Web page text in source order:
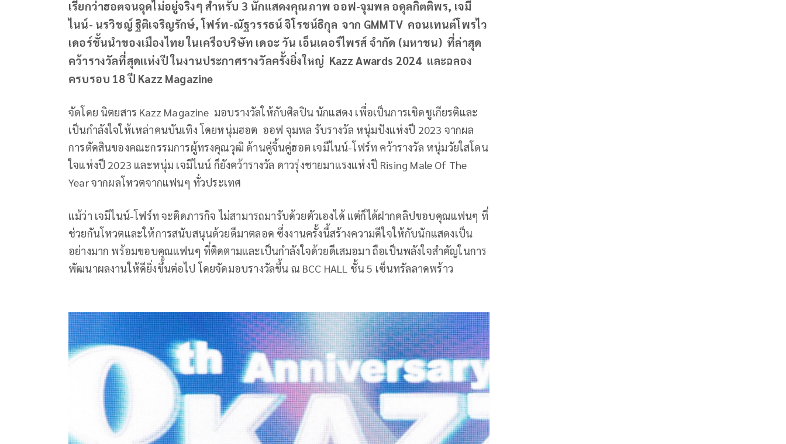
เรียกว่าฮอตจนฉุดไม่อยู่จริงๆ สำหรับ 3 นักแสดงคุณภาพ ออฟ-จุมพล อดุลกิตติพร, เจมี
ไนน์- นรวิชญ์ ฐิติเจริญรักษ์, โฟร์ท-ณัฐวรรธน์ จิโรชน์ธิกุล จาก GMMTV คอนเทนต์โพรไว
เดอร์ชั้นนำของเมืองไทย ในเครือบริษัท เดอะ วัน เอ็นเตอร์ไพรส์ จำกัด (มหาชน) ที่ล่าสุด
คว้ารางวัลที่สุดแห่งปี ในงานประกาศรางวัลครั้งยิ่งใหญ่ Kazz Awards 2024 และฉลอง
ครบรอบ 18 ปี Kazz Magazine
จัดโดย นิตยสาร Kazz Magazine มอบรางวัลให้กับศิลปิน นักแสดง เพื่อเป็นการเชิดชูเกียรติและ
เป็นกำลังใจให้เหล่าคนบันเทิง โดยหนุ่มฮอต ออฟ จุมพล รับรางวัล หนุ่มปังแห่งปี 2023 จากผล
การตัดสินของคณะกรรมการผู้ทรงคุณวุฒิ ด้านคู่จิ้นคู่ฮอต เจมีไนน์-โฟร์ท คว้ารางวัล หนุ่มวัยใสโดน
ใจแห่งปี 2023 และหนุ่ม เจมีไนน์ ก็ยังคว้ารางวัล ดาวรุ่งชายมาแรงแห่งปี Rising Male Of The
Year จากผลโหวตจากแฟนๆ ทั่วประเทศ
แม้ว่า เจมีไนน์-โฟร์ท จะติดภารกิจ ไม่สามารถมารับด้วยตัวเองได้ แต่ก็ได้ฝากคลิปขอบคุณแฟนๆ ที่
ช่วยกันโหวตและให้การสนับสนุนด้วยดีมาตลอด ซึ่งงานครั้งนี้สร้างความดีใจให้กับนักแสดงเป็น
อย่างมาก พร้อมขอบคุณแฟนๆ ที่ติดตามและเป็นกำลังใจด้วยดีเสมอมา ถือเป็นพลังใจสำคัญในการ
พัฒนาผลงานให้ดียิ่งขึ้นต่อไป โดยจัดมอบรางวัลขึ้น ณ BCC HALL ชั้น 5 เซ็นทรัลลาดพร้าว